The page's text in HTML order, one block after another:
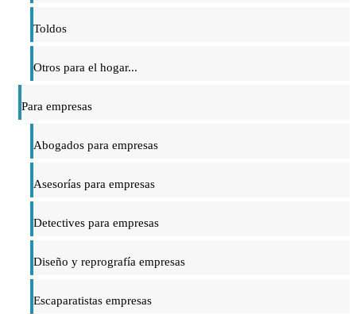
Toldos
Otros para el hogar...
Para empresas
Abogados para empresas
Asesorías para empresas
Detectives para empresas
Diseño y reprografía empresas
Escaparatistas empresas